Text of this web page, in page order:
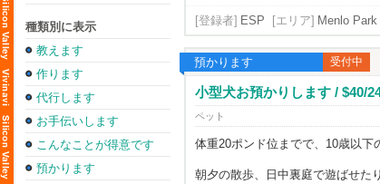
種類別に表示
教えます
作ります
代行します
お手伝いします
こんなことが得意です
預かります
[登録者] ESP [エリア] Menlo Park
預かります 受付中
小型犬お預かりします / $40/
ペット
体重20ポンド位までで、10歳以下
朝夕の散歩、日中裏庭で遊ばせ